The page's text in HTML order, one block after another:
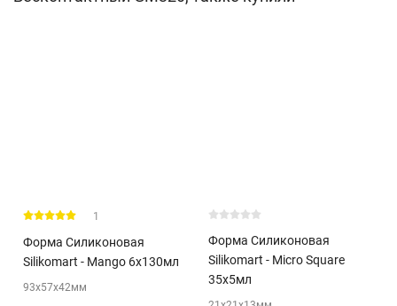
1
Форма Силиконовая
Silikomart - Mango 6х130мл
93х57х42мм
Форма Силиконовая
Silikomart - Micro Square
35х5мл